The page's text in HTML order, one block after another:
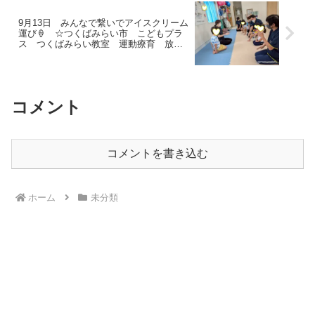
9月13日 みんなで繋いでアイスクリーム
運び🍦 ☆つくばみらい市 こどもプラ
ス つくばみらい教室 運動療育 放課
コメント
コメントを書き込む
ホーム 未分類